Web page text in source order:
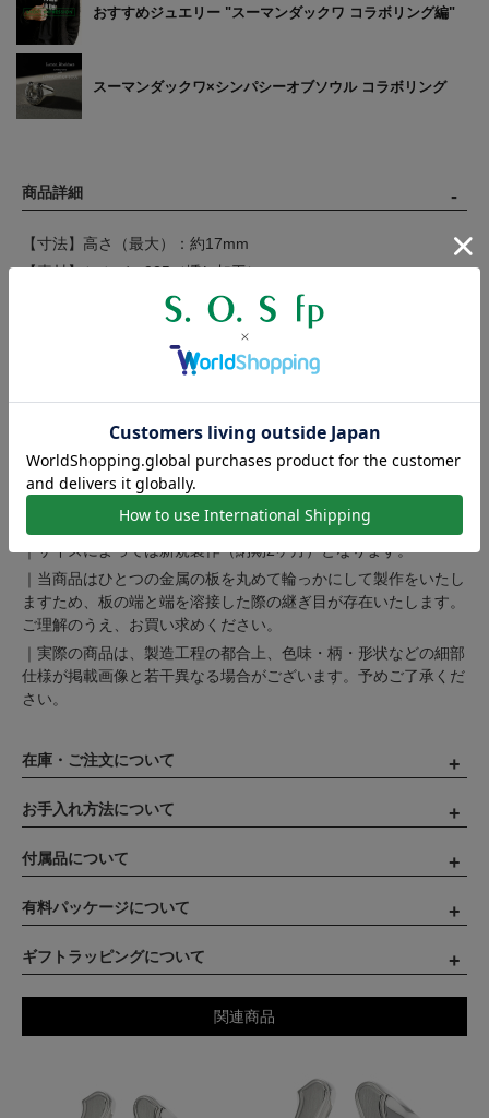
おすすめジュエリー "スーマンダックワ コラボリング編"
スーマンダックワ×シンパシーオブソウル コラボリング
商品詳細
【寸法】高さ（最大）：約17mm
【素材】シルバー925（燻し加工）
リング部分の表面はつや消し仕上げとなります。
【対象】メンズ / ユニセックス
製作工程の都合上、商品のサイズには若干の個体差が生じます。
表記の寸法に満たない、または寸法を超えるものがございますの
で、数値は目安とお考えください。
注意事項
｜サイズによっては新規製作（納期2ヶ月）となります。
｜当商品はひとつの金属の板を丸めて輪っかにして製作をいたし
ますため、板の端と端を溶接した際の継ぎ目が存在いたします。
ご理解のうえ、お買い求めください。
｜実際の商品は、製造工程の都合上、色味・柄・形状などの細部
仕様が掲載画像と若干異なる場合がございます。予めご了承くだ
さい。
在庫・ご注文について
お手入れ方法について
付属品について
有料パッケージについて
ギフトラッピングについて
関連商品